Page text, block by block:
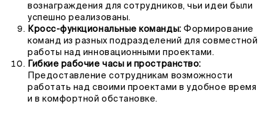
вознаграждения для сотрудников, чьи идеи были
успешно реализованы.
Кросс-функциональные команды: Формирование
команд из разных подразделений для совместной
работы над инновационными проектами.
Гибкие рабочие часы и пространство:
Предоставление сотрудникам возможности
работать над своими проектами в удобное время
и в комфортной обстановке.